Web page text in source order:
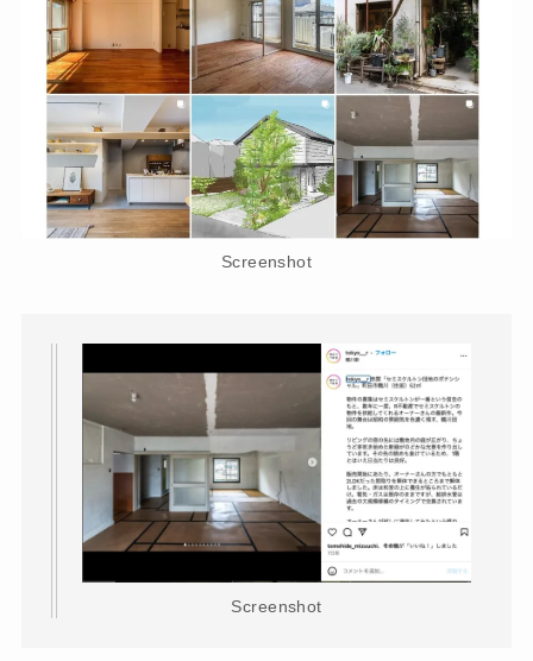
Screenshot
Screenshot